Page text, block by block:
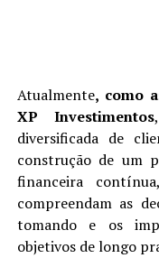
Atualmente, como
XP Investimentos
diversificada de
construção de um
financeira
compreendam as
tomando e os
objetivos de longo